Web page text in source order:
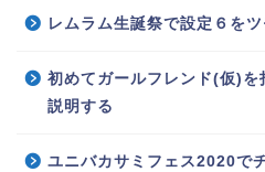
レムラム生誕祭で設定６を
初めてガールフレンド(仮)
説明する
ユニバカサミフェス2020で